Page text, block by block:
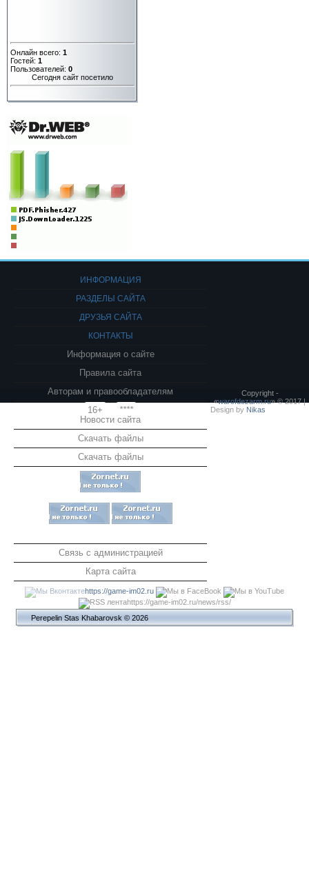
Онлайн всего: 1
Гостей: 1
Пользователей: 0
Сегодня сайт посетило
ИНФОРМАЦИЯ
РАЗДЕЛЫ САЙТА
ДРУЗЬЯ САЙТА
КОНТАКТЫ
Информация о сайте
Правила сайта
Авторам и правообладателям
16+
****
Новости сайта
Скачать файлы
Скачать файлы
Связь с администрацией
Карта сайта
Copyright -
«warofdezarm.ru» © 2017 |
Design by Nikas
https://game-im02.ru
https://game-im02.ru/news/rss/
Perepelin Stas Khabarovsk © 2026